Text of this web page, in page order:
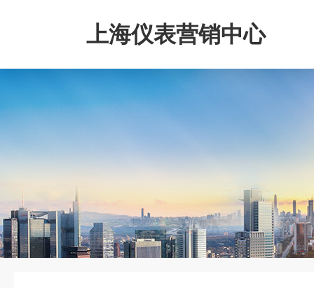
上海仪表营销中心